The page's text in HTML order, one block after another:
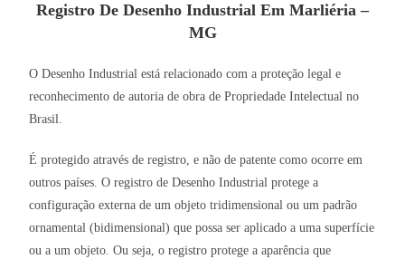
Registro De Desenho Industrial Em Marliéria –
MG
O Desenho Industrial está relacionado com a proteção legal e
reconhecimento de autoria de obra de Propriedade Intelectual no
Brasil.
É protegido através de registro, e não de patente como ocorre em
outros países. O registro de Desenho Industrial protege a
configuração externa de um objeto tridimensional ou um padrão
ornamental (bidimensional) que possa ser aplicado a uma superfície
ou a um objeto. Ou seja, o registro protege a aparência que